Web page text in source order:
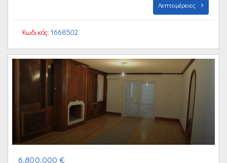
Λεπτομέρειες
Κωδικός: 1668502
6.800.000 €